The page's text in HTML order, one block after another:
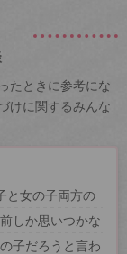
たときに参考にな
けに関するみんな
と女の子両方の
しか思いつかな
子だろうと言わ